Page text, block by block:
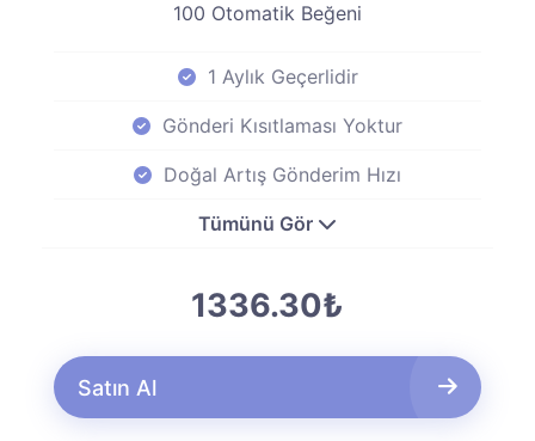
100 Otomatik Beğeni
1 Aylık Geçerlidir
Gönderi Kısıtlaması Yoktur
Doğal Artış Gönderim Hızı
Tümünü Gör
1336.30₺
Satın Al